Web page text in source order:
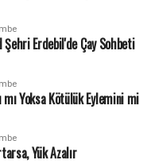
Erdebil'de Çay Sohbeti
Yoksa Kötülük Eylemini mi
Yük Azalır